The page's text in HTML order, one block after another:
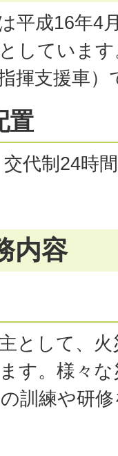
平成16年4
していま
揮支援車
置
代制24時
内容
として、
す。様々
訓練や研